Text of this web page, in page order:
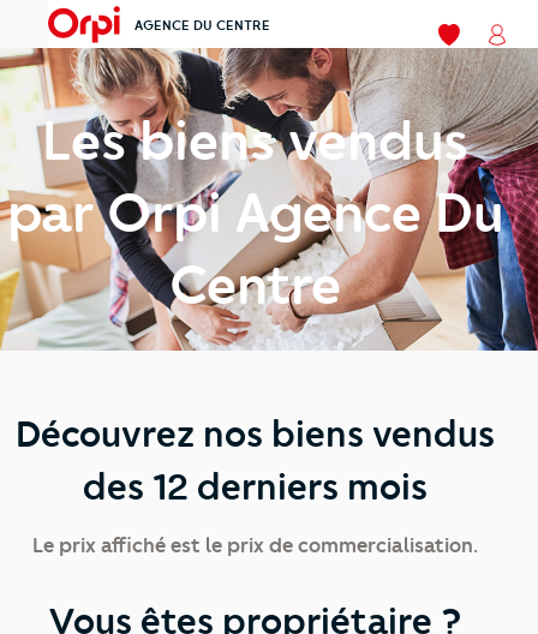
menu AGENCE DU CENTRE
Mes favoris
Les biens vendus
par Orpi Agence Du
Centre
Découvrez nos biens vendus
des 12 derniers mois
Le prix affiché est le prix de commercialisation.
Vous êtes propriétaire ?